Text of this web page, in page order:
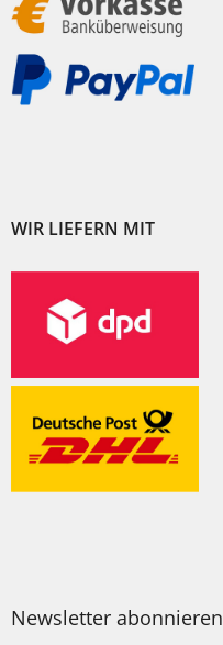
WIR LIEFERN MIT
Newsletter abonnieren